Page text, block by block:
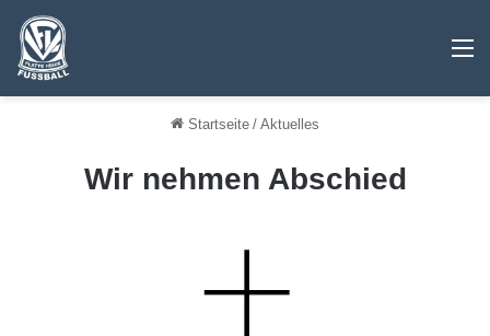
Startseite / Aktuelles
Wir nehmen Abschied